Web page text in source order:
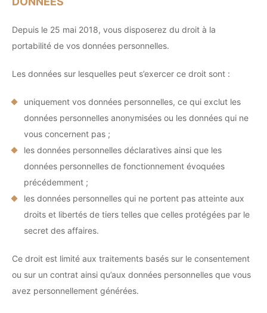
Depuis le 25 mai 2018, vous disposerez du droit à la
portabilité de vos données personnelles.
Les données sur lesquelles peut s’exercer ce droit sont :
uniquement vos données personnelles, ce qui exclut les
données personnelles anonymisées ou les données qui ne
vous concernent pas ;
les données personnelles déclaratives ainsi que les
données personnelles de fonctionnement évoquées
précédemment ;
les données personnelles qui ne portent pas atteinte aux
droits et libertés de tiers telles que celles protégées par le
secret des affaires.
Ce droit est limité aux traitements basés sur le consentement
ou sur un contrat ainsi qu’aux données personnelles que vous
avez personnellement générées.